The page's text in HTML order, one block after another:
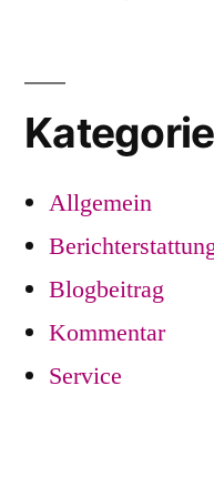
Allgemein
Blogbeitrag
Kommentar
Service